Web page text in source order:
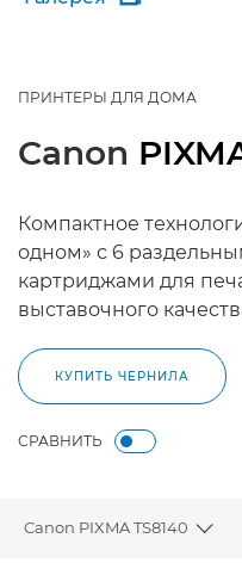
ПРИНТЕРЫ ДЛЯ ДОМА
Canon
Компактное
одном» с 6
картриджами для
выставочного
КУПИТЬ ЧЕРНИЛА
СРАВНИТЬ
Canon PIXMA TS8140